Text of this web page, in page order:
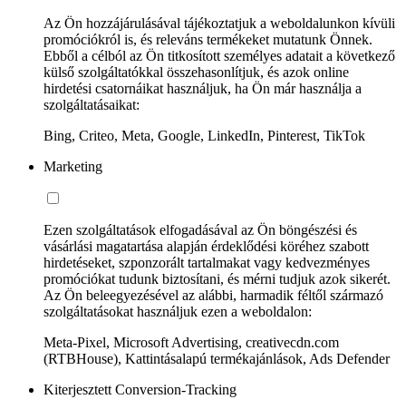
Az Ön hozzájárulásával tájékoztatjuk a weboldalunkon kívüli
promóciókról is, és releváns termékeket mutatunk Önnek.
Ebből a célból az Ön titkosított személyes adatait a következő
külső szolgáltatókkal összehasonlítjuk, és azok online
hirdetési csatornáikat használjuk, ha Ön már használja a
szolgáltatásaikat:
Bing, Criteo, Meta, Google, LinkedIn, Pinterest, TikTok
Marketing
Ezen szolgáltatások elfogadásával az Ön böngészési és
vásárlási magatartása alapján érdeklődési köréhez szabott
hirdetéseket, szponzorált tartalmakat vagy kedvezményes
promóciókat tudunk biztosítani, és mérni tudjuk azok sikerét.
Az Ön beleegyezésével az alábbi, harmadik féltől származó
szolgáltatásokat használjuk ezen a weboldalon:
Meta-Pixel, Microsoft Advertising, creativecdn.com
(RTBHouse), Kattintásalapú termékajánlások, Ads Defender
Kiterjesztett Conversion-Tracking